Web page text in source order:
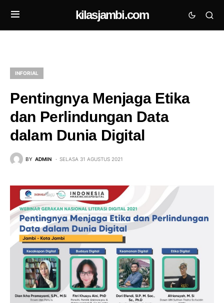
kilasjambi.com
INFORIAL
Pentingnya Menjaga Etika
dan Perlindungan Data
dalam Dunia Digital
BY ADMIN SELASA 31 AGUSTUS 2021